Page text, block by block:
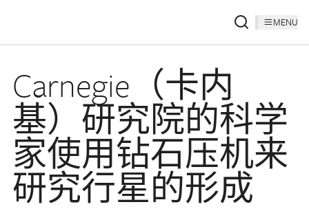
MENU
Carnegie（卡内
基）研究院的科学
家使用钻石压机来
研究行星的形成